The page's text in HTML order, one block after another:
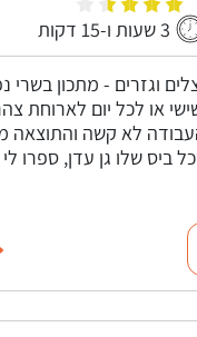
3 שעות ו-15 דקות
וגזרים - מתכון בשרי
או לכל יום לארוחת
לא קשה והתוצאה
ביס שלו גן עדן, ספרו